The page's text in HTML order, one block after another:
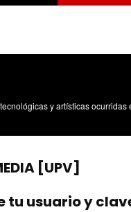
ocurridas en los tres